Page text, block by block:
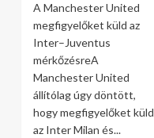
A Manchester United
megfigyelőket küld az
Inter–Juventus
mérkőzésreA
Manchester United
állítólag úgy döntött,
hogy megfigyelőket küld
az Inter Milan és...